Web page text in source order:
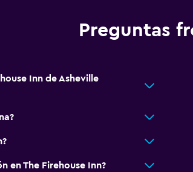
Preguntas
Inn de Asheville
en The Firehouse Inn?